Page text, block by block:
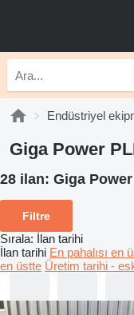
Endüstriyel
Giga Power
28 ilan: Giga
Filtre
Sırala: İlan tarihi
İlan tarihi En pahalısı en
en üstte Üretim tarihi -